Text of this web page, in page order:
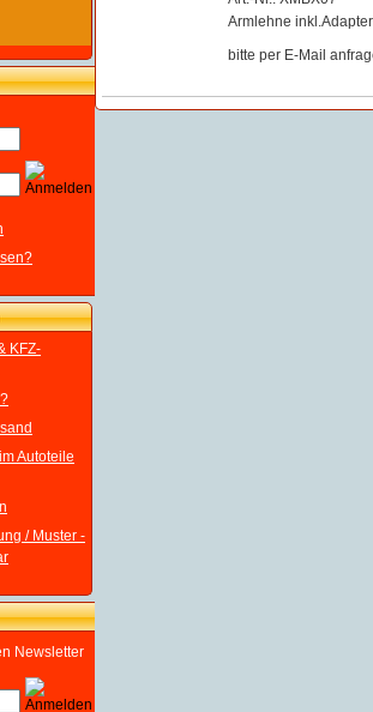
KFZ-
Autoteile
/ Muster -
Armlehne
bitte per E-Mail